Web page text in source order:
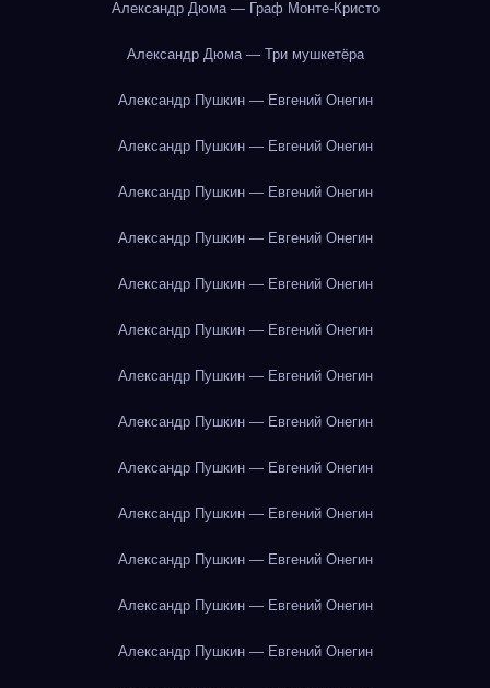
Александр Дюма — Граф Монте-Кристо
Александр Дюма — Три мушкетёра
Александр Пушкин — Евгений Онегин
Александр Пушкин — Евгений Онегин
Александр Пушкин — Евгений Онегин
Александр Пушкин — Евгений Онегин
Александр Пушкин — Евгений Онегин
Александр Пушкин — Евгений Онегин
Александр Пушкин — Евгений Онегин
Александр Пушкин — Евгений Онегин
Александр Пушкин — Евгений Онегин
Александр Пушкин — Евгений Онегин
Александр Пушкин — Евгений Онегин
Александр Пушкин — Евгений Онегин
Александр Пушкин — Евгений Онегин